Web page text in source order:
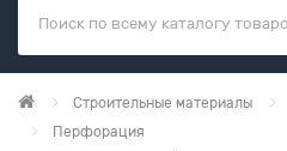
Строительные материалы
Перфорация